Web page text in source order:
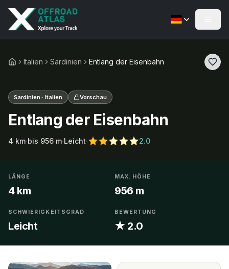
Italien Sardinien Entlang der Eisenbahn
Sardinien · Italien Vorschau
Entlang der Eisenbahn
4 km·bis 956 m·Leicht· 2.0
LÄNGE
4 km
MAX. HÖHE
956 m
SCHWIERIGKEITSGRAD
Leicht
BEWERTUNG
★ 2.0